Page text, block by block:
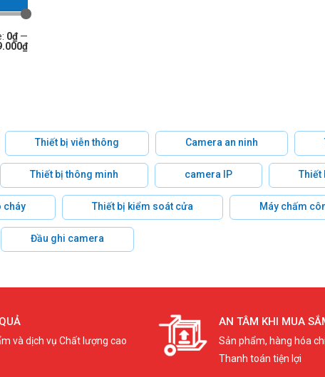
0₫ —
Thiết bị viễn thông Camera an ninh
Thiết bị thông minh camera IP Thiết
cháy Thiết bị kiểm soát cửa Máy chấm
Đầu ghi camera
và dịch vụ Chất lượng cao
AN TÂM KHI MUA
Sản phẩm, hàng hóa
Thanh toán tiện lợi